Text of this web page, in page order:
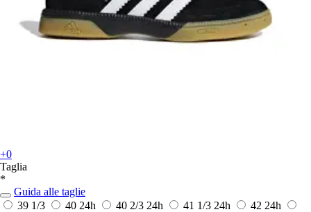
+0
Taglia
*
Guida alle taglie
39 1/3
40 24h 40 2/3 24h 41 1/3 24h 42 24h